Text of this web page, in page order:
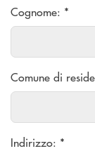
Cognome: *
Comune di
Indirizzo: *